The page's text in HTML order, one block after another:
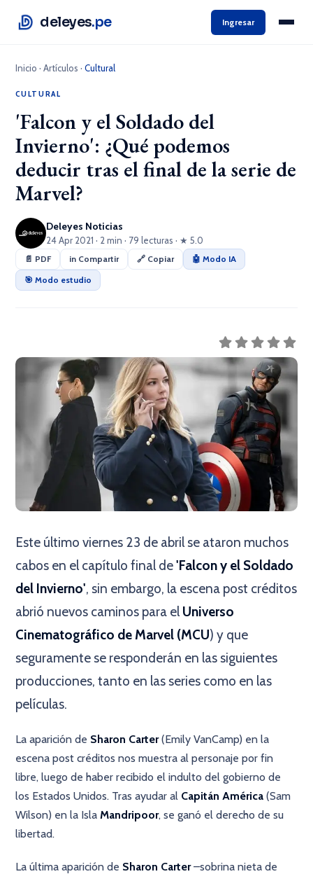
deleyes.pe Ingresar
Inicio ·Artículos ·Cultural
CULTURAL
'Falcon y el Soldado del
Invierno': ¿Qué podemos
deducir tras el final de la serie de
Marvel?
Deleyes Noticias
24 Apr 2021 · 2 min · 79 lecturas · ★ 5.0
📄 PDF in Compartir 🔗 Copiar
🤖 Modo IA
🎯 Modo estudio
Este último viernes 23 de abril se ataron muchos
cabos en el capítulo final de'Falcon y el Soldado
del Invierno', sin embargo, la escena post créditos
abrió nuevos caminos para el Universo
Cinematográfico de Marvel (MCU) y que
seguramente se responderán en las siguientes
producciones, tanto en las series como en las
películas.
La aparición de Sharon Carter(Emily VanCamp) en la
escena post créditos nos muestra al personaje por fin
libre, luego de haber recibido el indulto del gobierno de
los Estados Unidos. Tras ayudar al Capitán América(Sam
Wilson) en la IslaMandripoor, se ganó el derecho de su
libertad.
La última aparición de Sharon Carter–sobrina nieta de